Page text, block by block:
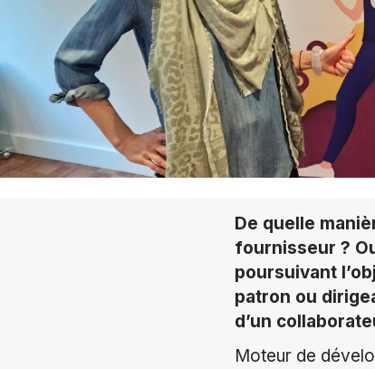
De quelle
fournisseur ?
poursuivant
patron ou
d’un
Moteur de